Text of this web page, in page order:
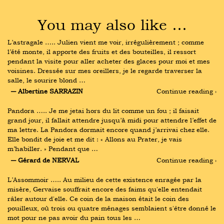
You may also like …
L’astragale ….. Julien vient me voir, irrégulièrement ; comme
l’été monte, il apporte des fruits et des bouteilles, il ressort
pendant la visite pour aller acheter des glaces pour moi et mes
voisines. Dressée sur mes oreillers, je le regarde traverser la
salle, le sourire blond …
― Albertine SARRAZIN
Continue reading ›
Pandora ….. Je me jetai hors du lit comme un fou ; il faisait
grand jour, il fallait attendre jusqu’à midi pour attendre l’effet de
ma lettre. La Pandora dormait encore quand j’arrivai chez elle.
Elle bondit de joie et me dit : « Allons au Prater, je vais
m’habiller. » Pendant que …
― Gérard de NERVAL
Continue reading ›
L’Assommoir ….. Au milieu de cette existence enragée par la
misère, Gervaise souffrait encore des faims qu'elle entendait
râler autour d'elle. Ce coin de la maison était le coin des
pouilleux, où trois ou quatre ménages semblaient s'être donné le
mot pour ne pas avoir du pain tous les …